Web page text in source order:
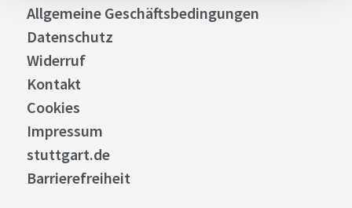
Allgemeine Geschäftsbedingungen
Datenschutz
Widerruf
Kontakt
Cookies
Impressum
stuttgart.de
Barrierefreiheit